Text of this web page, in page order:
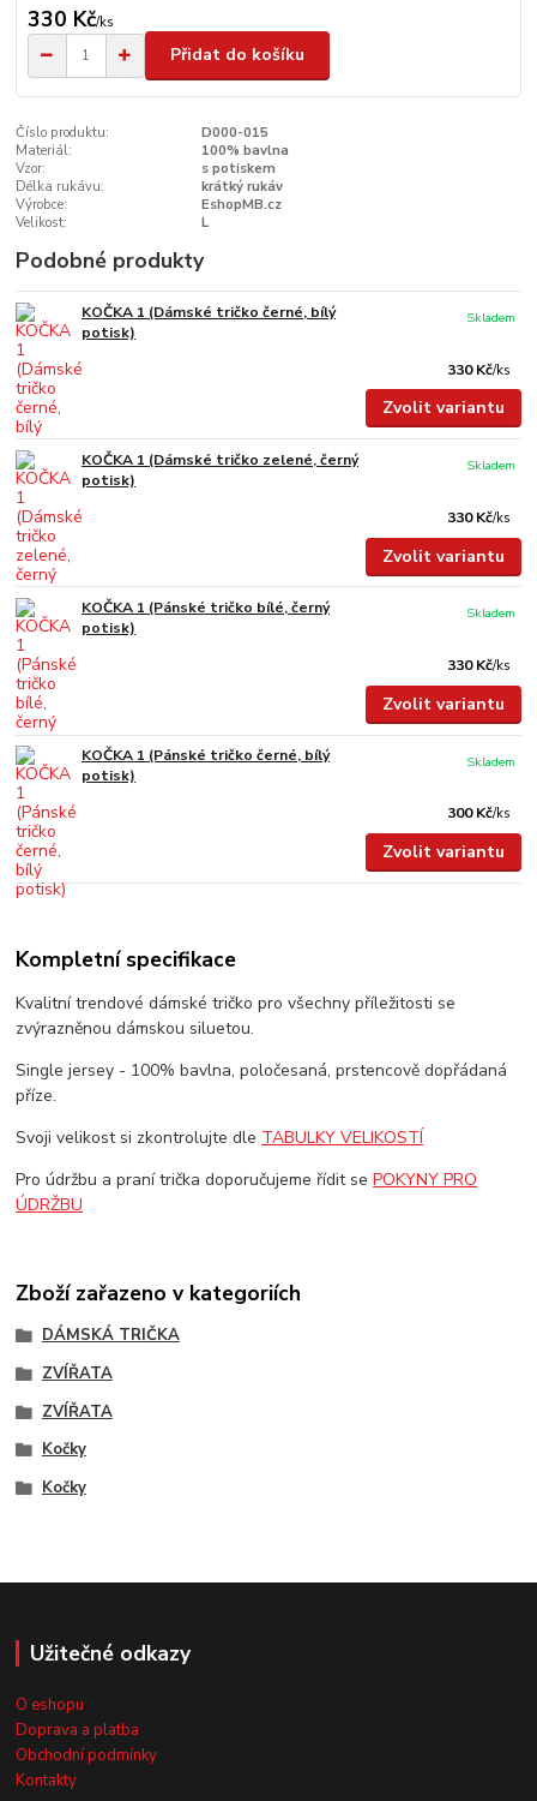
330 Kč/ks
Přidat do košíku
Číslo produktu:
D000-015
Materiál:
100% bavlna
Vzor:
s potiskem
Délka rukávu:
krátký rukáv
Výrobce:
EshopMB.cz
Velikost:
L
Podobné produkty
KOČKA 1 (Dámské tričko černé, bílý
potisk)
330 Kč/ks
Skladem
Zvolit variantu
KOČKA 1 (Dámské tričko zelené, černý
potisk)
330 Kč/ks
Skladem
Zvolit variantu
KOČKA 1 (Pánské tričko bílé, černý
potisk)
330 Kč/ks
Skladem
Zvolit variantu
KOČKA 1 (Pánské tričko černé, bílý
potisk)
300 Kč/ks
Skladem
Zvolit variantu
Kompletní specifikace
Kvalitní trendové dámské tričko pro všechny příležitosti se
zvýrazněnou dámskou siluetou.
Single jersey - 100% bavlna, poločesaná, prstencově dopřádaná
příze.
Svoji velikost si zkontrolujte dle TABULKY VELIKOSTÍ
Pro údržbu a praní trička doporučujeme řídit sePOKYNY PRO
ÚDRŽBU
Zboží zařazeno v kategoriích
DÁMSKÁ TRIČKA
ZVÍŘATA
ZVÍŘATA
Kočky
Kočky
Užitečné odkazy
O eshopu
Doprava a platba
Obchodní podmínky
Kontakty